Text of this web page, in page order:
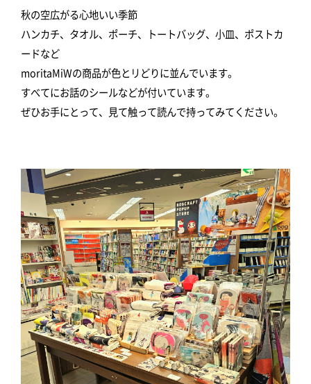
秋の空広がる心地いい季節
ハンカチ、タオル、ポーチ、トートバッグ、小皿、ポストカ
ードなど
moritaMiWの商品が色とリどりに並んでいます。
すべてにお話のシールなどが付いています。
ぜひお手にとって、見て触って読んで持ってみてください。